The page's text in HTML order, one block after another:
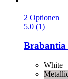
2 Optionen
5.0 (1)
Brabantia
White